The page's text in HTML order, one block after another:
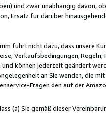
und zwar unabhängig davon,
Ersatz für darüber
führt nicht dazu, dass unsere
Verkaufsbedingungen,
können jederzeit geändert
an Sie wenden, die
Fragen den auf der
(a) Sie gemäß dieser